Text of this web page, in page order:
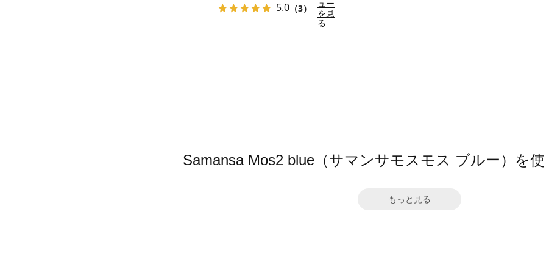
5.0 （3）
ュー
を見
る
Samansa Mos2 blue（サマンサモスモス ブルー）を
もっと見る